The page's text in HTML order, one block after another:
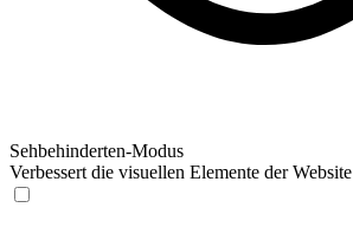
Sehbehinderten-Modus
Verbessert die visuellen Elemente der Website